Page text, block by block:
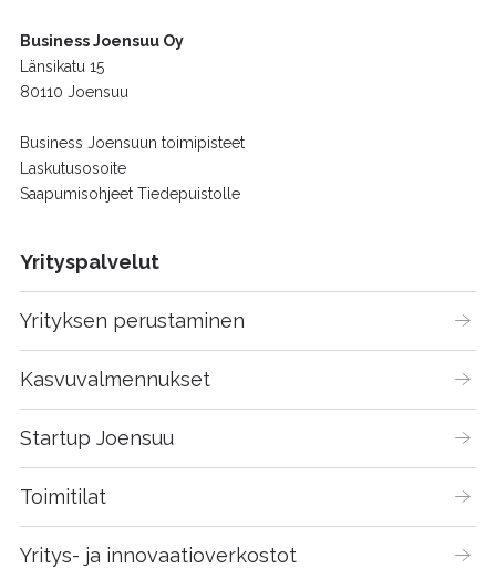
Business Joensuu Oy
Länsikatu 15
80110 Joensuu
Business Joensuun toimipisteet
Laskutusosoite
Saapumisohjeet Tiedepuistolle
Yrityspalvelut
Yrityksen perustaminen
Kasvuvalmennukset
Startup Joensuu
Toimitilat
Yritys- ja innovaatioverkostot